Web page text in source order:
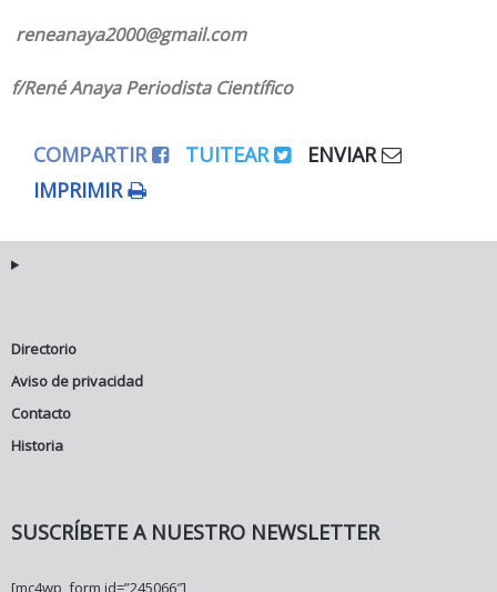
reneanaya2000@gmail.com
f/René Anaya Periodista Científico
COMPARTIR TUITEAR
ENVIAR
IMPRIMIR
Directorio
Aviso de privacidad
Contacto
Historia
SUSCRÍBETE A NUESTRO NEWSLETTER
[mc4wp_form id=”245066″]